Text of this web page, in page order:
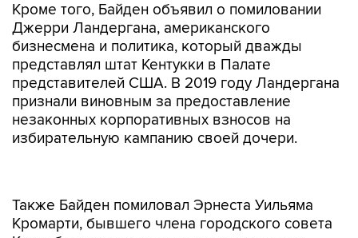
Кроме того, Байден объявил о помиловании
Джерри Ландергана, американского
бизнесмена и политика, который дважды
представлял штат Кентукки в Палате
представителей США. В 2019 году Ландергана
признали виновным за предоставление
незаконных корпоративных взносов на
избирательную кампанию своей дочери.
Колумбии, которого признали виновным в
уклонении от уплаты налогов.